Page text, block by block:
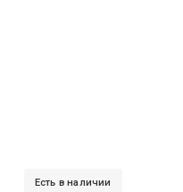
Есть в наличии